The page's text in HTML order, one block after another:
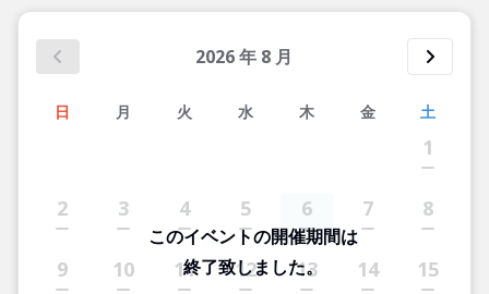
2026年 8 月
日 月 火 水 木 金 土
1
2 3 4 5 6 7 8
9 10 11 12 13 14 15
このイベントの開催期間は
終了致しました。